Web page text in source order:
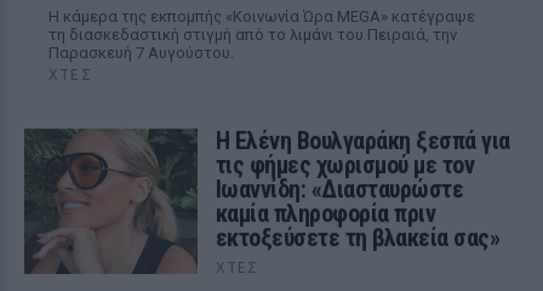
Η κάμερα της εκπομπής «Κοινωνία Ώρα MEGA» κατέγραψε
τη διασκεδαστική στιγμή από το λιμάνι του Πειραιά, την
Παρασκευή 7 Αυγούστου.
ΧΤΕΣ
Η Ελένη Βουλγαράκη ξεσπά για
τις φήμες χωρισμού με τον
Ιωαννίδη: «Διασταυρώστε
καμία πληροφορία πριν
εκτοξεύσετε τη βλακεία σας»
ΧΤΕΣ